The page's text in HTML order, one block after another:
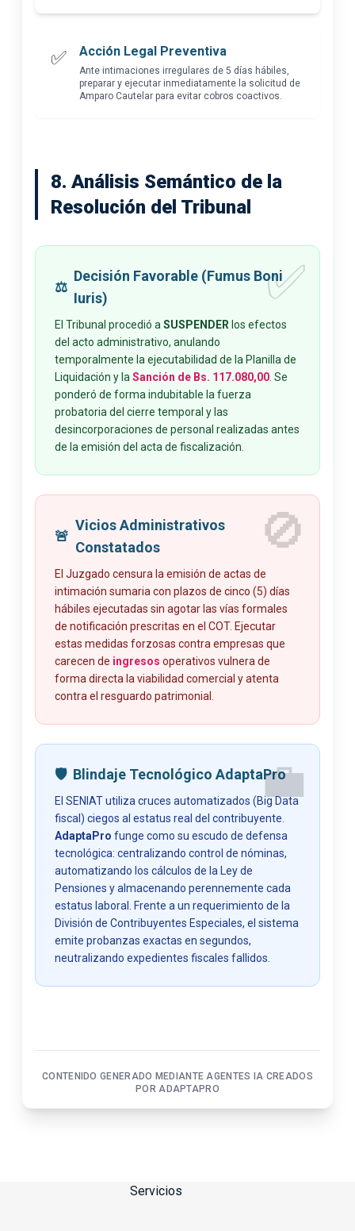
✅ Acción Legal Preventiva
Ante intimaciones irregulares de 5 días hábiles,
preparar y ejecutar inmediatamente la solicitud de
Amparo Cautelar para evitar cobros coactivos.
8. Análisis Semántico de la
Resolución del Tribunal
✅
⚖️
Decisión Favorable (Fumus Boni
Iuris)
El Tribunal procedió a SUSPENDER los efectos
del acto administrativo, anulando
temporalmente la ejecutabilidad de la Planilla de
Liquidación y la Sanción de Bs. 117.080,00. Se
ponderó de forma indubitable la fuerza
probatoria del cierre temporal y las
desincorporaciones de personal realizadas antes
de la emisión del acta de fiscalización.
🚫
🚨
Vicios Administrativos
Constatados
El Juzgado censura la emisión de actas de
intimación sumaria con plazos de cinco (5) días
hábiles ejecutadas sin agotar las vías formales
de notificación prescritas en el COT. Ejecutar
estas medidas forzosas contra empresas que
carecen de ingresos operativos vulnera de
forma directa la viabilidad comercial y atenta
contra el resguardo patrimonial.
💼
🛡️ Blindaje Tecnológico AdaptaPro
El SENIAT utiliza cruces automatizados (Big Data
fiscal) ciegos al estatus real del contribuyente.
AdaptaPro funge como su escudo de defensa
tecnológica: centralizando control de nóminas,
automatizando los cálculos de la Ley de
Pensiones y almacenando perennemente cada
estatus laboral. Frente a un requerimiento de la
División de Contribuyentes Especiales, el sistema
emite probanzas exactas en segundos,
neutralizando expedientes fiscales fallidos.
CONTENIDO GENERADO MEDIANTE AGENTES IA CREADOS
POR ADAPTAPRO
Servicios